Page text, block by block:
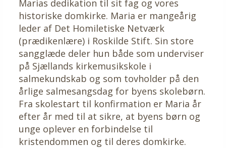
Marias dedikation til sit fag og vores
historiske domkirke. Maria er mangeårig
leder af Det Homiletiske Netværk
(prædikenlære) i Roskilde Stift. Sin store
sangglæde deler hun både som underviser
på Sjællands kirkemusikskole i
salmekundskab og som tovholder på den
årlige salmesangsdag for byens skolebørn.
Fra skolestart til konfirmation er Maria år
efter år med til at sikre, at byens børn og
unge oplever en forbindelse til
kristendommen og til deres domkirke.